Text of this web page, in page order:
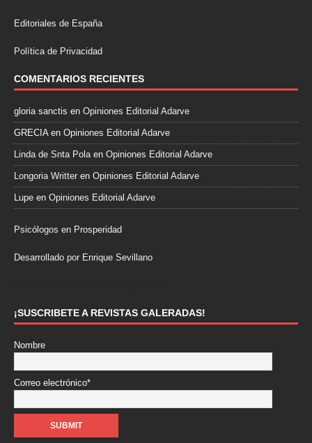
Editoriales de España
Política de Privacidad
COMENTARIOS RECIENTES
gloria sanctis en Opiniones Editorial Adarve
GRECIAen Opiniones Editorial Adarve
Linda de Snta Polaen Opiniones Editorial Adarve
Longoria Writter en Opiniones Editorial Adarve
Lupe en Opiniones Editorial Adarve
Psicólogos en Prosperidad
Desarrollado por Enrique Sevillano
¡SUSCRIBETE A REVISTAS GALERADAS!
Nombre
Correo electrónico*